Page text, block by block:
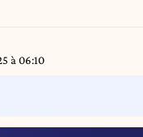
à 06:10